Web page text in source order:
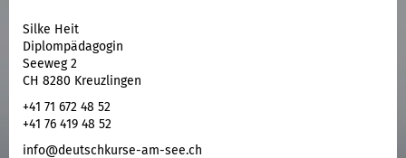
Silke Heit
Diplompädagogin
Seeweg 2
CH 8280 Kreuzlingen
+41 71 672 48 52
+41 76 419 48 52
info@deutschkurse-am-see.ch